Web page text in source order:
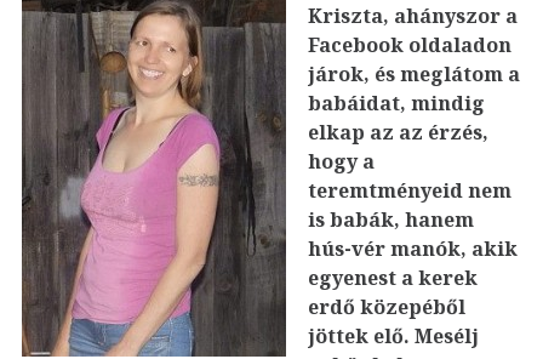
Kriszta, ahányszor a
Facebook oldaladon
járok, és meglátom a
babáidat, mindig
elkap az az érzés,
hogy a
teremtményeid nem
is babák, hanem
hús-vér manók, akik
egyenest a kerek
erdő közepéből
jöttek elő. Mesélj